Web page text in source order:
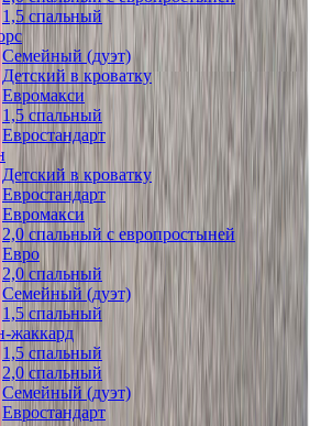
1,5 спальный
Семейный (дуэт)
Детский в кроватку
Евромакси
1,5 спальный
Евростандарт
Детский в кроватку
Евростандарт
Евромакси
2,0 спальный с европростыней
Евро
2,0 спальный
Семейный (дуэт)
1,5 спальный
жаккард
1,5 спальный
2,0 спальный
Семейный (дуэт)
Евростандарт